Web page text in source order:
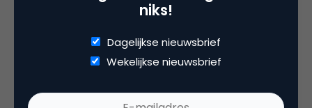
David
Cannes serieus genomen wil blijven worden
niks!
Dagelijkse nieuwsbrief
Wekelijkse nieuwsbrief